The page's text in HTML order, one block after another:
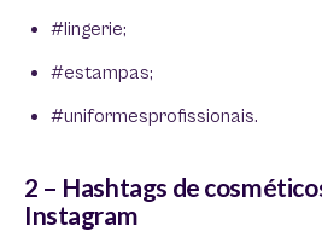
#lingerie;
#estampas;
#uniformesprofissionais.
2 – Hashtags de
Instagram